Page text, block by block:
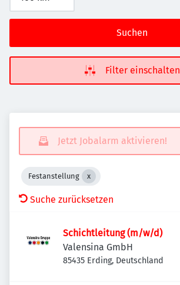
Suchen
Filter einschalten
Jetzt Jobalarm aktivieren!
Festanstellung
Suche zurücksetzen
Schichtleitung (m/w/d)
Valensina GmbH
85435 Erding, Deutschland